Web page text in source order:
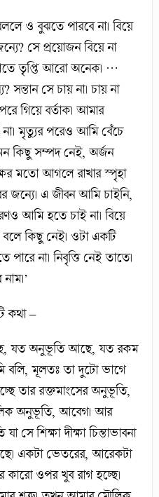
ও বুঝতে পারবে না। বিয়ে
সে প্রয়োজন বিয়ে না
তৃপ্তি আরো অনেক। …
সন্তান সে চায় না। চায় না
গিয়ে বর্তাক। আমার
মৃত্যুর পরেও আমি বেঁচে
কিছু সম্পদ নেই, অর্জন
মতো আগলে রাখার স্পৃহা
জন্যে। এ জীবন আমি চাইনি,
আমি হতে চাই না। বিয়ে
কিছু নেই। ওটা একটি
পারে না। নিবৃত্তি নেই তাতে।
কথা –
যত অনুভূতি আছে, যত রকম
বলি, মূলতঃ তা দুটো ভাগে
তার রক্তমাংসের অনুভূতি,
অনুভূতি, আবেগ। আর
সে শিক্ষা দীক্ষা চিন্তাভাবনা
একটা ভেতরের, আরেকটা
ওপর খুব রাগ হচ্ছে।